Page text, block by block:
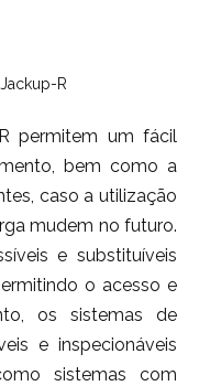
R
permitem um fácil
bem como a
caso a utilização
mudem no futuro.
e substituíveis
o acesso e
os sistemas de
e inspecionáveis
sistemas com